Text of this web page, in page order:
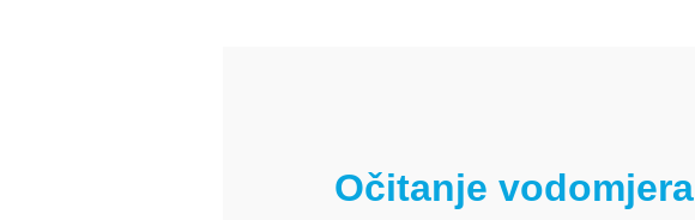
Očitanje vodomjera